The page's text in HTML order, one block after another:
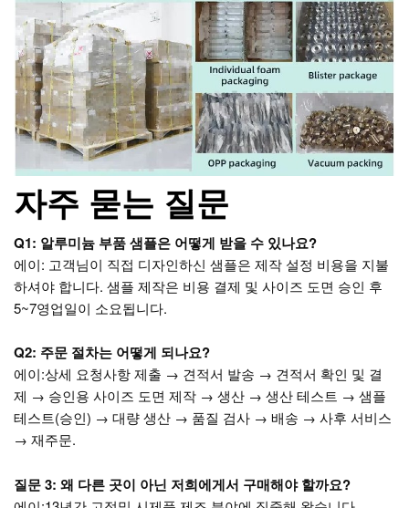
자주 묻는 질문
Q1: 알루미늄 부품 샘플은 어떻게 받을 수 있나요?
에이: 고객님이 직접 디자인하신 샘플은 제작 설정 비용을 지불
하셔야 합니다. 샘플 제작은 비용 결제 및 사이즈 도면 승인 후
5~7영업일이 소요됩니다.
Q2: 주문 절차는 어떻게 되나요?
에이:상세 요청사항 제출 → 견적서 발송 → 견적서 확인 및 결
제 → 승인용 사이즈 도면 제작 → 생산 → 생산 테스트 → 샘플
테스트(승인) → 대량 생산 → 품질 검사 → 배송 → 사후 서비스
→ 재주문.
질문 3: 왜 다른 곳이 아닌 저희에게서 구매해야 할까요?